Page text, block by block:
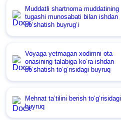
Muddatli shartnoma muddatining
tugashi munosabati bilan ishdan
boʻshatish buyrugʻi
Voyaga yetmagan хodimni ota-
onasining talabiga koʻra ishdan
boʻshatish toʻgʻrisidagi buyruq
Mehnat ta’tilini berish toʻgʻrisidagi
buyruq